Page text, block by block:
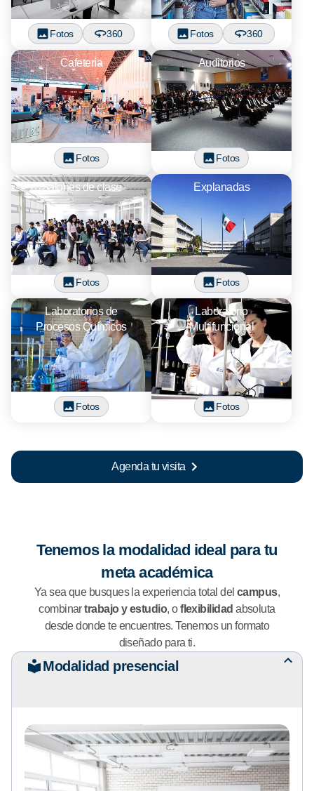
Fotos 360 Fotos 360
Cafetería
Fotos
Auditorios
Fotos
Salones de clase
Fotos
Explanadas
Fotos
Laboratorios de
Procesos Químicos
Fotos
Laboratorio
Multifuncional
Fotos
Agenda tu visita
Tenemos la modalidad ideal para tu
meta académica
Ya sea que busques la experiencia total del campus,
combinartrabajo y estudio, oflexibilidadabsoluta
desde donde te encuentres. Tenemos un formato
diseñado para ti.
Modalidad presencial